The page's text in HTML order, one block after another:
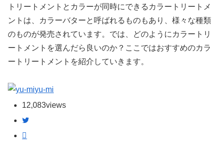
トリートメントとカラーが同時にできるカラートリートメ
ントは、カラーバターと呼ばれるものもあり、様々な種類
のものが発売されています。では、どのようにカラートリ
ートメントを選んだら良いのか？ここではおすすめのカラ
ートリートメントを紹介していきます。
yu-mi
12,083views